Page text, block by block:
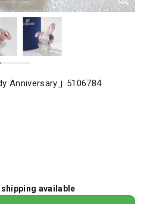
Anniversary」5106784
available